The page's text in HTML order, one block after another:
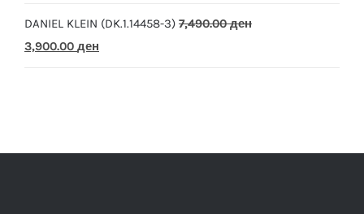
was:
7,490.00 ден.
is:
3,900.00 ден.
DANIEL KLEIN (DK.1.14458-3) 7,490.00ден
Original
3,900.00 ден